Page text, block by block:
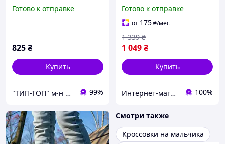
Готово к отправке
825₴
Купить
"ТИП-ТОП" м-н детской и подростковой обуви 99%
и шнуровке, с кожаной
стелькой и супинатором
размер 35 (22.3 см)
Готово к отправке
от 175₴/мес
1 049₴
1 339 ₴
Купить
Интернет-магазин детской одежды и обуви 100%
Смотри также
Кроссовки на мальчика